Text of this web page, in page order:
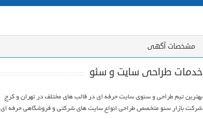
مشخصات آگهی
خدمات طراحی سایت و سئو
شرکت بازار سئو متخصص طراحی انواع سایت های شرکتی و فروشگاهی حرفه ای